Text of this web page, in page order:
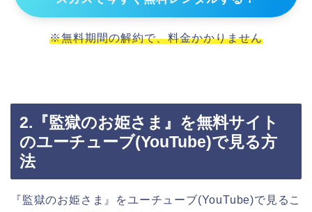
※無料期間の解約で、料金かかりません
2.『監獄のお姫さま』を無料サイト
のユーチューブ(YouTube)で見る方
法
『監獄のお姫さま』をユーチューブ(YouTube)で見るこ